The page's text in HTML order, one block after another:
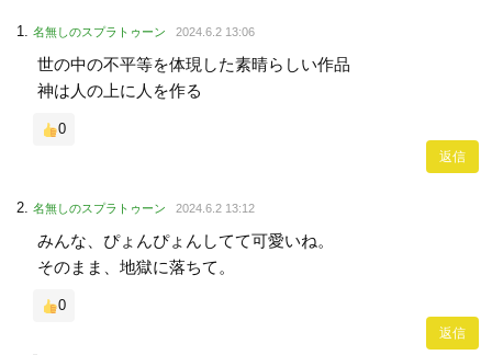
名無しのスプラトゥーン 2024.6.2 13:06
世の中の不平等を体現した素晴らしい作品
神は人の上に人を作る
0
返信
名無しのスプラトゥーン 2024.6.2 13:12
みんな、ぴょんぴょんしてて可愛いね。
そのまま、地獄に落ちて。
0
返信